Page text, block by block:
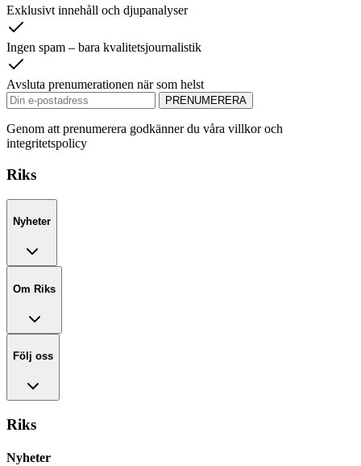
Exklusivt innehåll och djupanalyser
Ingen spam – bara kvalitetsjournalistik
Avsluta prenumerationen när som helst
PRENUMERERA
Genom att prenumerera godkänner du våra villkor och
integritetspolicy
Riks
Nyheter
Om Riks
Följ oss
Riks
Nyheter